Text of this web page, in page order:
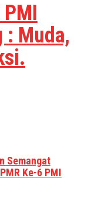
: Muda,
Semangat
Ke-6 PMI